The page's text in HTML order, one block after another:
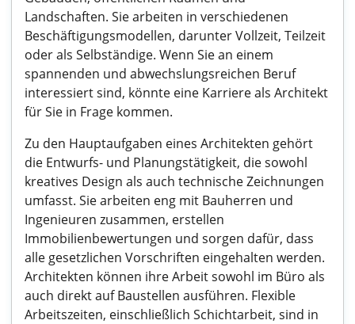
Landschaften. Sie arbeiten in verschiedenen
Beschäftigungsmodellen, darunter Vollzeit, Teilzeit
oder als Selbständige. Wenn Sie an einem
spannenden und abwechslungsreichen Beruf
interessiert sind, könnte eine Karriere als Architekt
für Sie in Frage kommen.
Zu den Hauptaufgaben eines Architekten gehört
die Entwurfs- und Planungstätigkeit, die sowohl
kreatives Design als auch technische Zeichnungen
umfasst. Sie arbeiten eng mit Bauherren und
Ingenieuren zusammen, erstellen
Immobilienbewertungen und sorgen dafür, dass
alle gesetzlichen Vorschriften eingehalten werden.
Architekten können ihre Arbeit sowohl im Büro als
auch direkt auf Baustellen ausführen. Flexible
Arbeitszeiten, einschließlich Schichtarbeit, sind in